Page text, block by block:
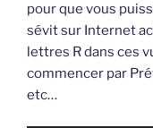
pour que vous
sévit sur Internet
lettres R dans ces
commencer par
etc…